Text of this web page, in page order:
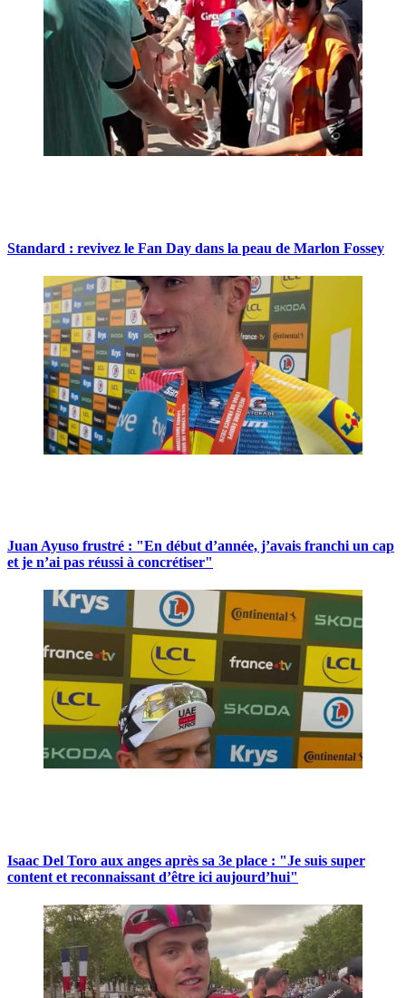
Standard : revivez le Fan Day dans la peau de Marlon Fossey
Juan Ayuso frustré : "En début d’année, j’avais franchi un cap
et je n’ai pas réussi à concrétiser"
Isaac Del Toro aux anges après sa 3e place : "Je suis super
content et reconnaissant d’être ici aujourd’hui"